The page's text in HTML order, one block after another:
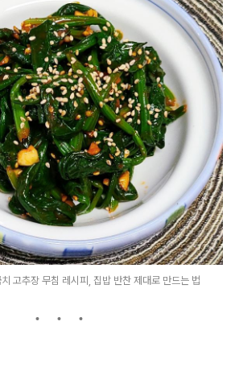
고추장 무침 레시피, 집밥 반찬 제대로 만드는 법